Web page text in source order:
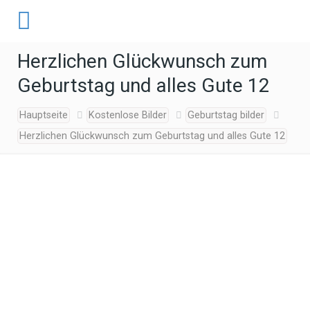
Herzlichen Glückwunsch zum
Geburtstag und alles Gute 12
Hauptseite Kostenlose Bilder
Geburtstag bilder
Herzlichen Glückwunsch zum Geburtstag und alles Gute 12